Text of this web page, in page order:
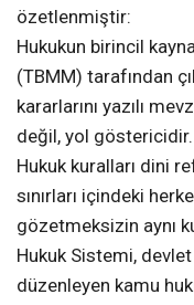
özetlenmiştir:
Hukukun birincil
(TBMM) tarafından
kararlarını yazılı
değil, yol göstericidir.
Hukuk kuralları dini
sınırları içindeki
gözetmeksizin aynı
Hukuk Sistemi,
düzenleyen kamu